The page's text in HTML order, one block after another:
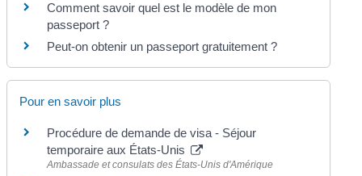
Comment savoir quel est le modèle de mon
passeport ?
Peut-on obtenir un passeport gratuitement ?
Pour en savoir plus
Procédure de demande de visa - Séjour
temporaire aux États-Unis
Ambassade et consulats des États-Unis d'Amérique